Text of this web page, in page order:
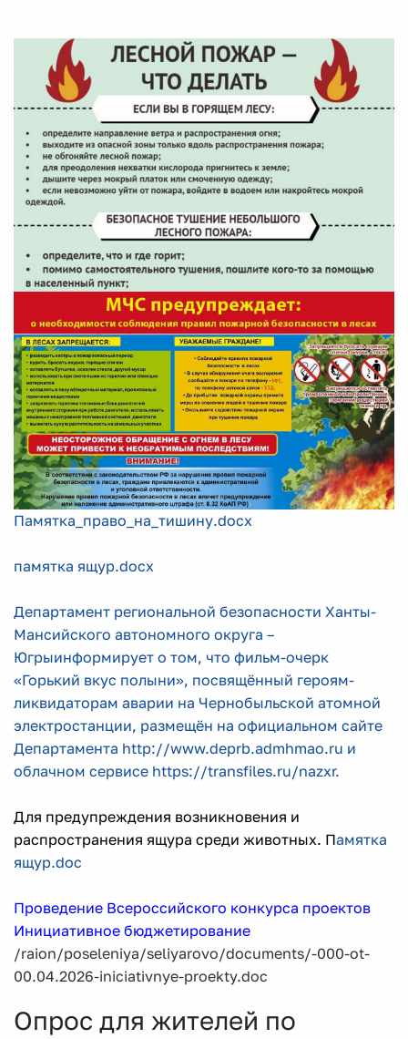
Памятка_право_на_тишину.docx
памятка ящур.docx
Департамент региональной безопасности Ханты-
Мансийского автономного округа –
Югрыинформирует о том, что фильм-очерк
«Горький вкус полыни», посвящённый героям-
ликвидаторам аварии на Чернобыльской атомной
электростанции, размещён на официальном сайте
Департамента http://www.deprb.admhmao.ru и
облачном сервисе https://transfiles.ru/nazxr.
Для предупреждения возникновения и
распространения ящура среди животных. Памятка
ящур.doc
Проведение Всероссийского конкурса проектов
Инициативное бюджетирование
/raion/poseleniya/seliyarovo/documents/-000-ot-
00.04.2026-iniciativnye-proekty.doc
Опрос для жителей по